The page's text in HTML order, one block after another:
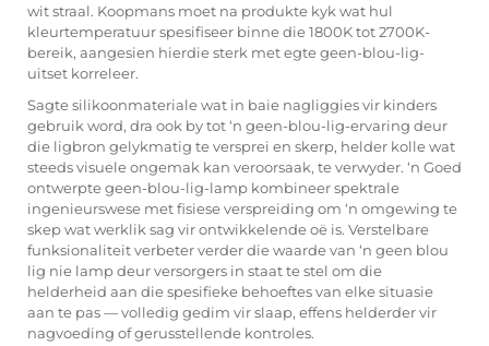
wit straal. Koopmans moet na produkte kyk wat hul
kleurtemperatuur spesifiseer binne die 1800K tot 2700K-
bereik, aangesien hierdie sterk met egte geen-blou-lig-
uitset korreleer.
Sagte silikoonmateriale wat in baie nagliggies vir kinders
gebruik word, dra ook by tot ‘n geen-blou-lig-ervaring deur
die ligbron gelykmatig te versprei en skerp, helder kolle wat
steeds visuele ongemak kan veroorsaak, te verwyder. ‘n Goed
ontwerpte geen-blou-lig-lamp kombineer spektrale
ingenieurswese met fisiese verspreiding om ‘n omgewing te
skep wat werklik sag vir ontwikkelende oë is. Verstelbare
funksionaliteit verbeter verder die waarde van ‘n geen blou
lig nie lamp deur versorgers in staat te stel om die
helderheid aan die spesifieke behoeftes van elke situasie
aan te pas — volledig gedim vir slaap, effens helderder vir
nagvoeding of gerusstellende kontroles.